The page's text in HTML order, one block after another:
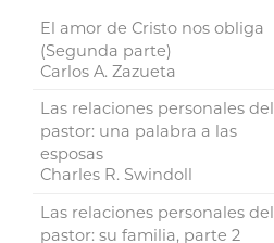
El amor de Cristo nos obliga
(Segunda parte)
Carlos A. Zazueta
Las relaciones personales del
pastor: una palabra a las
esposas
Charles R. Swindoll
Las relaciones personales del
pastor: su familia, parte 2